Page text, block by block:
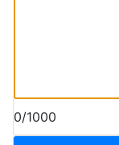
0/1000